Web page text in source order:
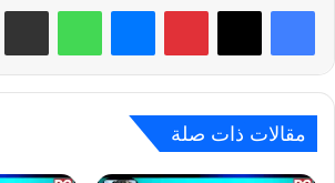
بينتيريست واتساب
مقالات ذات صلة